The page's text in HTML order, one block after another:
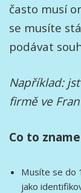
často musí
se musíte
podávat
Například:
firmě ve
Co to
Musíte se do
jako